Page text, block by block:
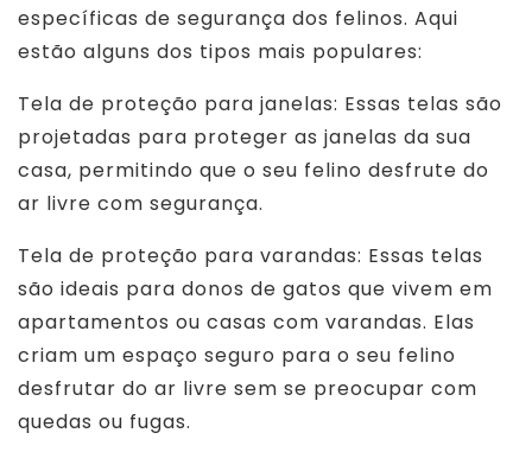
específicas de segurança dos felinos. Aqui
estão alguns dos tipos mais populares:
Tela de proteção para janelas: Essas telas são
projetadas para proteger as janelas da sua
casa, permitindo que o seu felino desfrute do
ar livre com segurança.
Tela de proteção para varandas: Essas telas
são ideais para donos de gatos que vivem em
apartamentos ou casas com varandas. Elas
criam um espaço seguro para o seu felino
desfrutar do ar livre sem se preocupar com
quedas ou fugas.